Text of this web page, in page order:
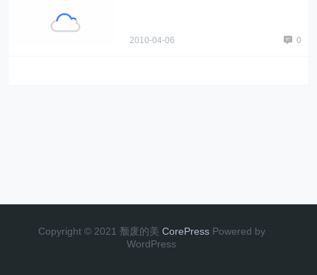
2010-04-06 0
Copyright © 2021 颓废的美 CorePress Powered by
WordPress